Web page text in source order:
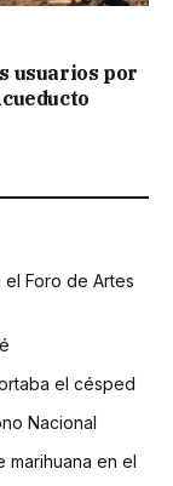
usuarios por
Foro de Artes
el césped
Nacional
marihuana en el